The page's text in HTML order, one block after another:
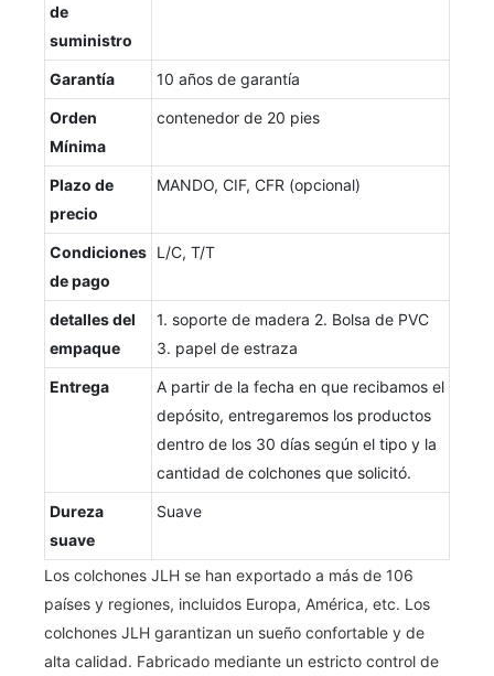
de
suministro
Garantía 10 años de garantía
Orden
Mínima
contenedor de 20 pies
Plazo de
precio
MANDO, CIF, CFR (opcional)
Condiciones
de pago
L/C, T/T
detalles del
empaque
1. soporte de madera 2. Bolsa de PVC
3. papel de estraza
Entrega
A partir de la fecha en que recibamos el
depósito, entregaremos los productos
dentro de los 30 días según el tipo y la
cantidad de colchones que solicitó.
Dureza
suave
Suave
Los colchones JLH se han exportado a más de 106
países y regiones, incluidos Europa, América, etc. Los
colchones JLH garantizan un sueño confortable y de
alta calidad. Fabricado mediante un estricto control de